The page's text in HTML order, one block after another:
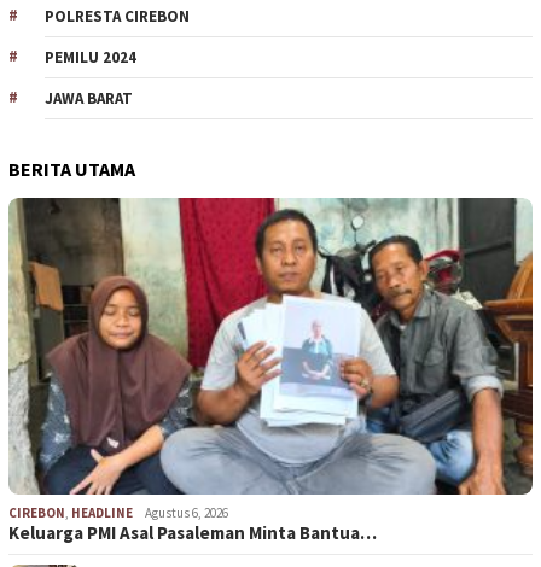
POLRESTA CIREBON
PEMILU 2024
JAWA BARAT
BERITA UTAMA
CIREBON, HEADLINE Agustus 6, 2026
Keluarga PMI Asal Pasaleman Minta Bantua…